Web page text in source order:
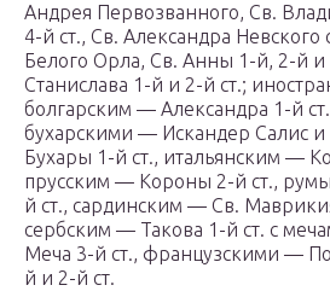
Андрея Первозванного, Св.
4-й ст., Св. Александра Невского
Белого Орла, Св. Анны 1-й, 2-й и
Станислава 1-й и 2-й ст.;
болгарским — Александра 1-й
бухарскими — Искандер Салис и
Бухары 1-й ст., итальянским —
прусским — Короны 2-й ст.,
й ст., сардинским — Св.
сербским — Такова 1-й ст. с
Меча 3-й ст., французскими —
й и 2-й ст.